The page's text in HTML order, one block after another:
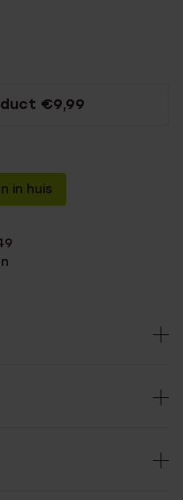
€9,99
in huis